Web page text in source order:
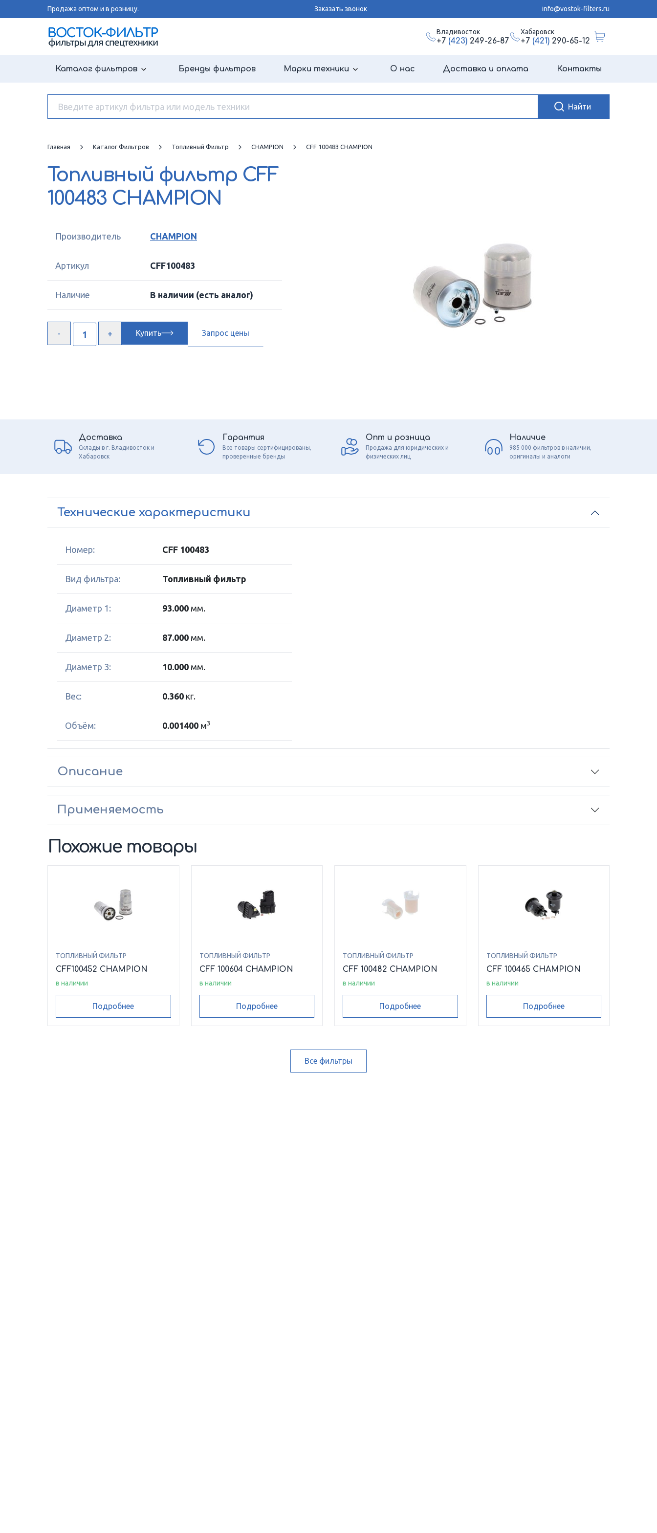
Продажа оптом и в розницу. Заказать звонок info@vostok-filters.ru
Владивосток
+7 (423)249-26-87
Хабаровск
+7 (421)290-65-12
Каталог фильтров Бренды фильтров Марки техники О нас Доставка и оплата Контакты
Главная Каталог Фильтров Топливный Фильтр CHAMPION CFF 100483 CHAMPION
Топливный фильтр CFF
100483 CHAMPION
Производитель CHAMPION
Артикул CFF100483
Наличие В наличии (есть аналог)
Купить Запрос цены
Доставка
Склады в г. Владивосток и
Хабаровск
Гарантия
Все товары сертифицированы,
проверенные бренды
Опт и розница
Продажа для юридических и
физических лиц
Наличие
985 000 фильтров в наличии,
оригиналы и аналоги
Технические характеристики
Номер: CFF 100483
Вид фильтра: Топливный фильтр
Диаметр 1: 93.000 мм.
Диаметр 2: 87.000 мм.
Диаметр 3: 10.000 мм.
Вес: 0.360 кг.
Объём: 0.001400 м3
Описание
Применяемость
Похожие товары
ТОПЛИВНЫЙ ФИЛЬТР
CFF100452 CHAMPION
в наличии
Подробнее
ТОПЛИВНЫЙ ФИЛЬТР
CFF 100604 CHAMPION
в наличии
Подробнее
ТОПЛИВНЫЙ ФИЛЬТР
CFF 100482 CHAMPION
в наличии
Подробнее
ТОПЛИВНЫЙ ФИЛЬТР
CFF 100465 CHAMPION
в наличии
Подробнее
Все фильтры